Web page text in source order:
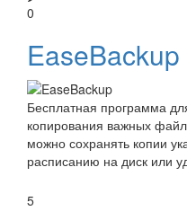
0
Бесплатная программа
копирования важных
можно сохранять копии
расписанию на диск или
5